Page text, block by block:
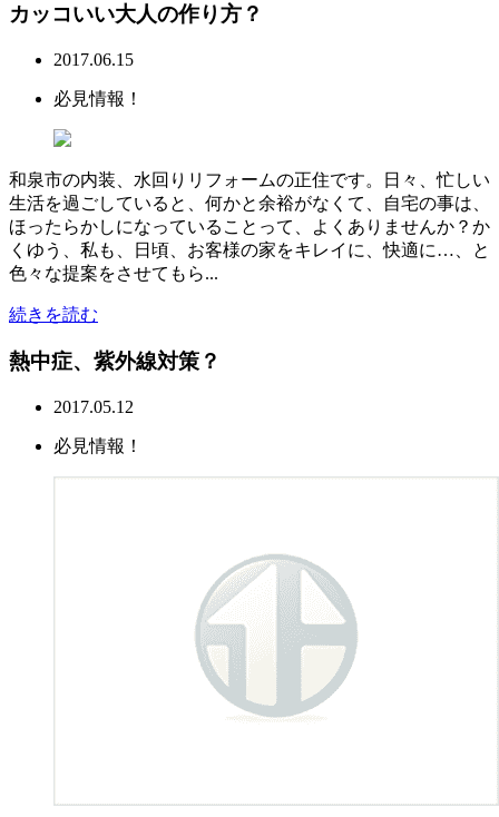
カッコいい大人の作り方？
2017.06.15
必見情報！
和泉市の内装、水回りリフォームの正住です。日々、忙しい
生活を過ごしていると、何かと余裕がなくて、自宅の事は、
ほったらかしになっていることって、よくありませんか？か
くゆう、私も、日頃、お客様の家をキレイに、快適に…、と
色々な提案をさせてもら...
続きを読む
熱中症、紫外線対策？
2017.05.12
必見情報！